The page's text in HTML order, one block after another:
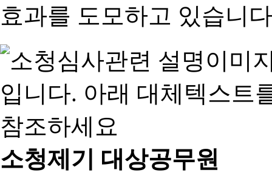
효과를 도모하고 있습니
소청제기 대상공무원